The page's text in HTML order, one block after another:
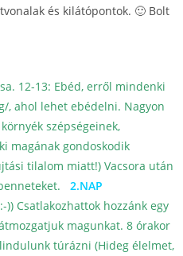
és kilátópontok. 🙂 Bolt
12-13: Ebéd, erről mindenki
, ahol lehet ebédelni. Nagyon
szépségeinek,
magának gondoskodik
tilalom miatt!) Vacsora után
2.NAP
)) Csatlakozhattok hozzánk egy
magunkat. 8 órakor
túrázni (Hideg élelmet,